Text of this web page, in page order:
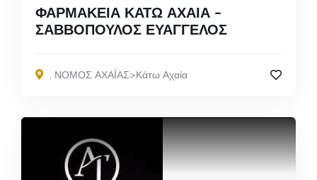
ΦΑΡΜΑΚΕΙΑ ΚΑΤΩ ΑΧΑΙΑ –
ΣΑΒΒΟΠΟΥΛΟΣ ΕΥΑΓΓΕΛΟΣ
, ΝΟΜΟΣ ΑΧΑΪΑΣ>Κάτω Αχαία